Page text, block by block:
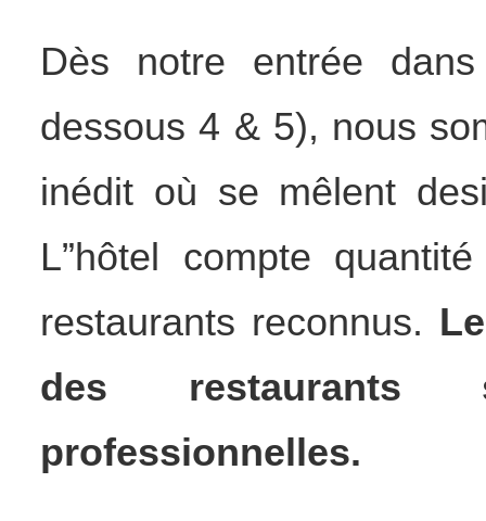
Dès notre entrée
dessous 4 & 5), nous
inédit où se mêlent
L”hôtel compte
restaurants reconnus.
des restaurants
professionnelles.